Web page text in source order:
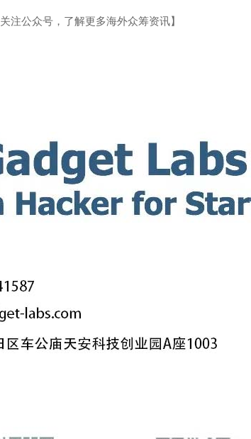
关注公众号，了解更多海外众筹资讯】